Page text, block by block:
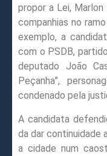
propor a Lei,
companhias no
exemplo, a
com o PSDB,
deputado João
Peçanha”,
condenado pela
A candidata
da dar continuidade
a cidade num